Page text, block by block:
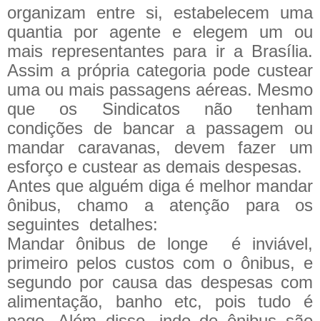
organizam entre si, estabelecem uma
quantia por agente e elegem um ou
mais representantes para ir a Brasília.
Assim a própria categoria pode custear
uma ou mais passagens aéreas. Mesmo
que os Sindicatos não tenham
condições de bancar a passagem ou
mandar caravanas, devem fazer um
esforço e custear as demais despesas.
Antes que alguém diga é melhor mandar
ônibus, chamo a atenção para os
seguintes detalhes:
Mandar ônibus de longe é inviável,
primeiro pelos custos com o ônibus, e
segundo por causa das despesas com
alimentação, banho etc, pois tudo é